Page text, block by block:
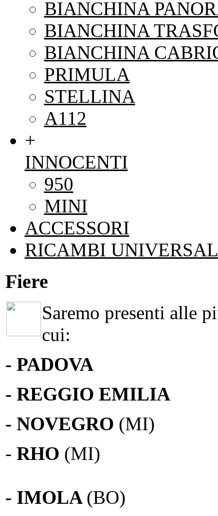
BIANCHINA
BIANCHINA
BIANCHINA
PRIMULA
STELLINA
A112
+
INNOCENTI
950
MINI
ACCESSORI
RICAMBI
Fiere
Saremo presenti alle
cui:
- PADOVA
- REGGIO EMILIA
- NOVEGRO (MI)
- RHO (MI)
- IMOLA (BO)